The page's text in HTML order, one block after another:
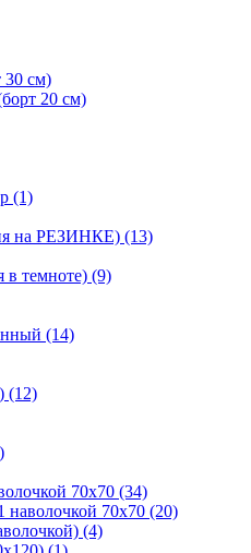
30 см)
20 см)
(1)
на РЕЗИНКЕ) (13)
в темноте) (9)
(14)
(12)
70х70 (34)
70х70 (20)
(4)